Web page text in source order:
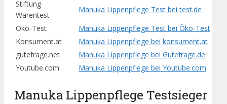
Stiftung
Warentest
Manuka Lippenpflege Test bei test.de
Öko-Test
Manuka Lippenpflege Test bei Öko-Test
Konsument.at
Manuka Lippenpflege bei konsument.at
gutefrage.net
Manuka Lippenpflege bei Gutefrage.de
Youtube.com
Manuka Lippenpflege bei Youtube.com
Manuka Lippenpflege Testsieger